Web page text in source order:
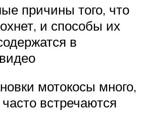
причины того, что
и способы их
в
мотокосы много,
встречаются